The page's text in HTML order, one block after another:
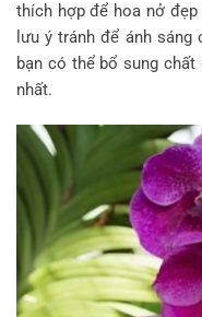
thích hợp để hoa nở
lưu ý tránh để ánh
bạn có thể bổ sung
nhất.